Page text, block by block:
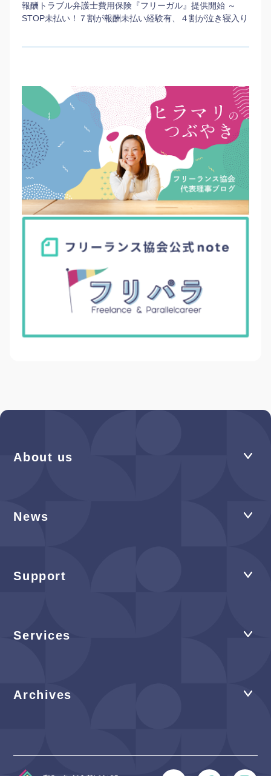
報酬トラブル弁護士費用保険『フリーガル』提供開始 ～
STOP未払い！７割が報酬未払い経験有、４割が泣き寝入り
About us
News
Support
Services
Archives